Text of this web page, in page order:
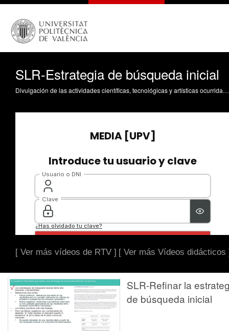
SLR-Estrategia de búsqueda inicial
Divulgación de las actividades científicas, tecnológicas y artísticas ocurridas en los tres campus de la UPV
[ Ver más vídeos de RTV ] [ Ver más Vídeos didácticos
SLR-Refinar la
de búsqueda inicial